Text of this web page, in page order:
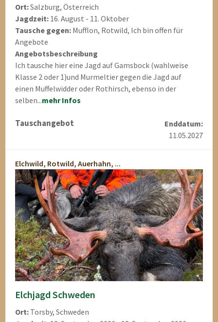
Ort:Salzburg, Österreich
Jagdzeit: 16. August - 11. Oktober
Tausche gegen: Mufflon, Rotwild, Ich bin offen für
Angebote
Angebotsbeschreibung
Ich tausche hier eine Jagd auf Gamsbock (wahlweise
Klasse 2 oder 1)und Murmeltier gegen die Jagd auf
einen Muffelwidder oder Rothirsch, ebenso in der
selben...mehr Infos
Tauschangebot
Enddatum:
11.05.2027
Elchwild, Rotwild, Auerhahn, ...
Elchjagd Schweden
Ort: Torsby, Schweden